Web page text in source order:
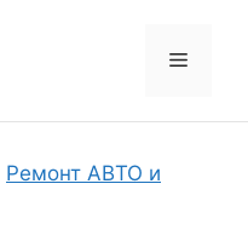
Меню
Ремонт АВТО и